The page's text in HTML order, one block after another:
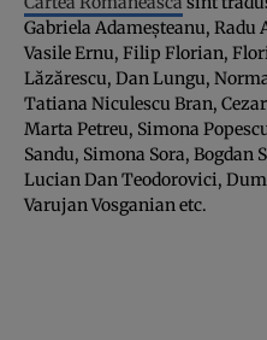
Gabriela Adameşteanu, Radu
Vasile Ernu, Filip Florian,
Lăzărescu, Dan Lungu,
Tatiana Niculescu Bran,
Marta Petreu, Simona
Sandu, Simona Sora, Bogdan
Lucian Dan Teodorovici,
Varujan Vosganian etc.